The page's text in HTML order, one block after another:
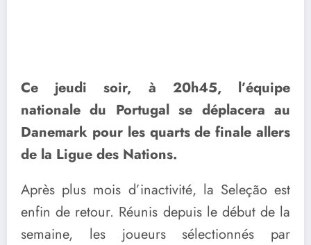
Ce jeudi soir, à 20h45, l’équipe
nationale du Portugal se déplacera au
Danemark pour les quarts de finale allers
de la Ligue des Nations.
Après plus mois d’inactivité, la Seleção est
enfin de retour. Réunis depuis le début de la
semaine, les joueurs sélectionnés par